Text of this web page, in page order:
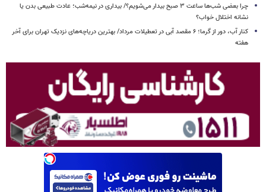
چرا بعضی شب‌ها ساعت ۳ صبح بیدار می‌شویم؟/ بیداری در نیمه‌شب؛ عادت طبیعی بدن یا
نشانه اختلال خواب؟
کنار آب، دور از گرما؛ ۶ مقصد آبی در تعطیلات مرداد/ بهترین دریاچه‌های نزدیک تهران برای آخر
هفته